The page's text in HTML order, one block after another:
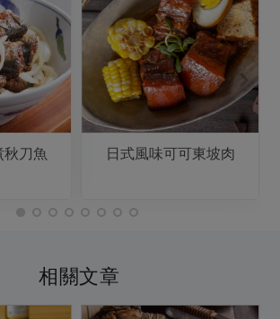
刀魚 日式風味可可東坡肉
相關文章